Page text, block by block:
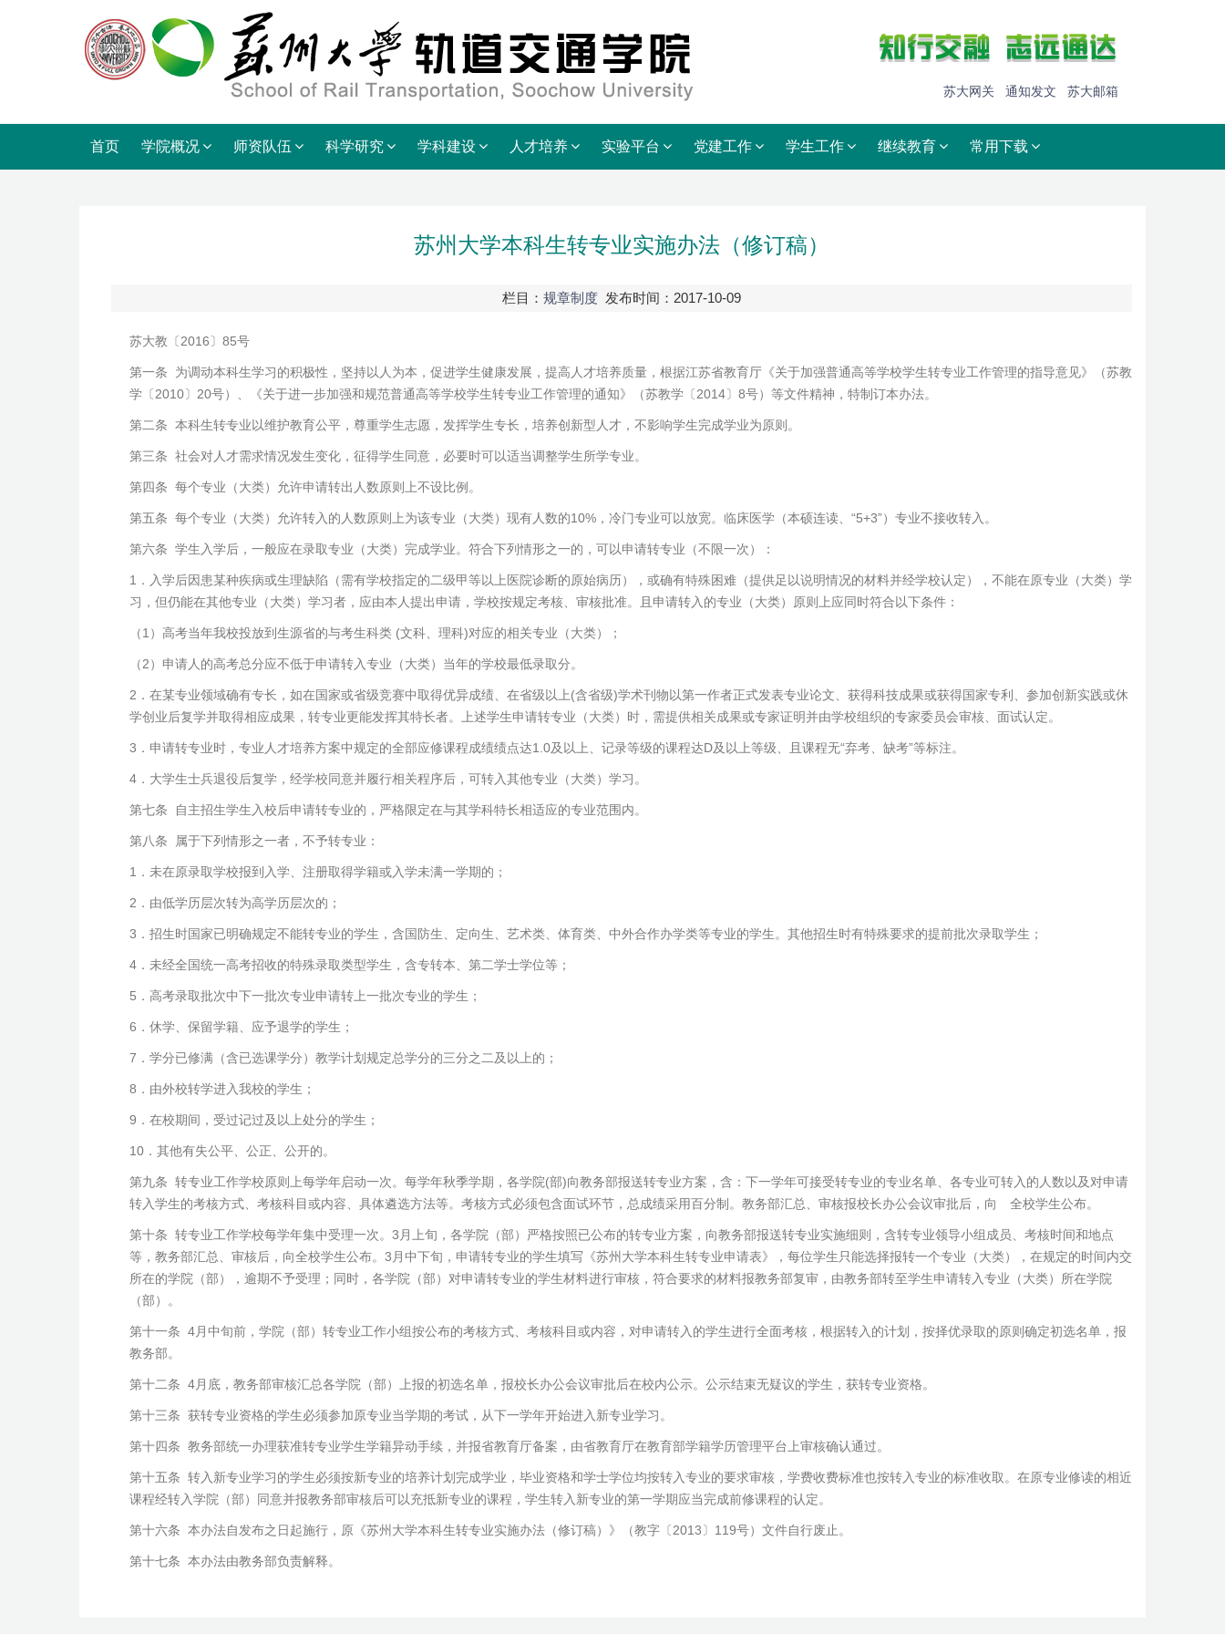
苏大网关 通知发文 苏大邮箱
首页 学院概况 师资队伍 科学研究 学科建设 人才培养 实验平台 党建工作 学生工作 继续教育 常用下载
苏州大学本科生转专业实施办法（修订稿）
栏目： 规章制度 发布时间：2017-10-09
苏大教〔2016〕85号
第一条 为调动本科生学习的积极性，坚持以人为本，促进学生健康发展，提高人才培养质量，根据江苏省教育厅《关于加强普通高等学校学生转专业工作管理的指导意见》（苏教
学〔2010〕20号）、《关于进一步加强和规范普通高等学校学生转专业工作管理的通知》（苏教学〔2014〕8号）等文件精神，特制订本办法。
第二条 本科生转专业以维护教育公平，尊重学生志愿，发挥学生专长，培养创新型人才，不影响学生完成学业为原则。
第三条 社会对人才需求情况发生变化，征得学生同意，必要时可以适当调整学生所学专业。
第四条 每个专业（大类）允许申请转出人数原则上不设比例。
第五条 每个专业（大类）允许转入的人数原则上为该专业（大类）现有人数的10%，冷门专业可以放宽。临床医学（本硕连读、“5+3”）专业不接收转入。
第六条 学生入学后，一般应在录取专业（大类）完成学业。符合下列情形之一的，可以申请转专业（不限一次）：
1．入学后因患某种疾病或生理缺陷（需有学校指定的二级甲等以上医院诊断的原始病历），或确有特殊困难（提供足以说明情况的材料并经学校认定），不能在原专业（大类）学
习，但仍能在其他专业（大类）学习者，应由本人提出申请，学校按规定考核、审核批准。且申请转入的专业（大类）原则上应同时符合以下条件：
（1）高考当年我校投放到生源省的与考生科类 (文科、理科)对应的相关专业（大类）；
（2）申请人的高考总分应不低于申请转入专业（大类）当年的学校最低录取分。
2．在某专业领域确有专长，如在国家或省级竞赛中取得优异成绩、在省级以上(含省级)学术刊物以第一作者正式发表专业论文、获得科技成果或获得国家专利、参加创新实践或休
学创业后复学并取得相应成果，转专业更能发挥其特长者。上述学生申请转专业（大类）时，需提供相关成果或专家证明并由学校组织的专家委员会审核、面试认定。
3．申请转专业时，专业人才培养方案中规定的全部应修课程成绩绩点达1.0及以上、记录等级的课程达D及以上等级、且课程无“弃考、缺考”等标注。
4．大学生士兵退役后复学，经学校同意并履行相关程序后，可转入其他专业（大类）学习。
第七条 自主招生学生入校后申请转专业的，严格限定在与其学科特长相适应的专业范围内。
第八条 属于下列情形之一者，不予转专业：
1．未在原录取学校报到入学、注册取得学籍或入学未满一学期的；
2．由低学历层次转为高学历层次的；
3．招生时国家已明确规定不能转专业的学生，含国防生、定向生、艺术类、体育类、中外合作办学类等专业的学生。其他招生时有特殊要求的提前批次录取学生；
4．未经全国统一高考招收的特殊录取类型学生，含专转本、第二学士学位等；
5．高考录取批次中下一批次专业申请转上一批次专业的学生；
6．休学、保留学籍、应予退学的学生；
7．学分已修满（含已选课学分）教学计划规定总学分的三分之二及以上的；
8．由外校转学进入我校的学生；
9．在校期间，受过记过及以上处分的学生；
10．其他有失公平、公正、公开的。
第九条 转专业工作学校原则上每学年启动一次。每学年秋季学期，各学院(部)向教务部报送转专业方案，含：下一学年可接受转专业的专业名单、各专业可转入的人数以及对申请
转入学生的考核方式、考核科目或内容、具体遴选方法等。考核方式必须包含面试环节，总成绩采用百分制。教务部汇总、审核报校长办公会议审批后，向 全校学生公布。
第十条 转专业工作学校每学年集中受理一次。3月上旬，各学院（部）严格按照已公布的转专业方案，向教务部报送转专业实施细则，含转专业领导小组成员、考核时间和地点
等，教务部汇总、审核后，向全校学生公布。3月中下旬，申请转专业的学生填写《苏州大学本科生转专业申请表》，每位学生只能选择报转一个专业（大类），在规定的时间内交
所在的学院（部），逾期不予受理；同时，各学院（部）对申请转专业的学生材料进行审核，符合要求的材料报教务部复审，由教务部转至学生申请转入专业（大类）所在学院
（部）。
第十一条 4月中旬前，学院（部）转专业工作小组按公布的考核方式、考核科目或内容，对申请转入的学生进行全面考核，根据转入的计划，按择优录取的原则确定初选名单，报
教务部。
第十二条 4月底，教务部审核汇总各学院（部）上报的初选名单，报校长办公会议审批后在校内公示。公示结束无疑议的学生，获转专业资格。
第十三条 获转专业资格的学生必须参加原专业当学期的考试，从下一学年开始进入新专业学习。
第十四条 教务部统一办理获准转专业学生学籍异动手续，并报省教育厅备案，由省教育厅在教育部学籍学历管理平台上审核确认通过。
第十五条 转入新专业学习的学生必须按新专业的培养计划完成学业，毕业资格和学士学位均按转入专业的要求审核，学费收费标准也按转入专业的标准收取。在原专业修读的相近
课程经转入学院（部）同意并报教务部审核后可以充抵新专业的课程，学生转入新专业的第一学期应当完成前修课程的认定。
第十六条 本办法自发布之日起施行，原《苏州大学本科生转专业实施办法（修订稿）》（教字〔2013〕119号）文件自行废止。
第十七条 本办法由教务部负责解释。